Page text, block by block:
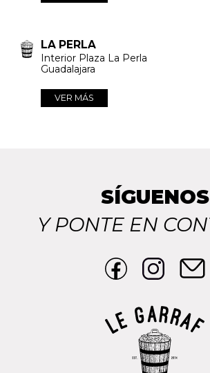
LA PERLA
Interior Plaza La Perla
Guadalajara
VER MÁS
SÍGUENOS
Y PONTE EN